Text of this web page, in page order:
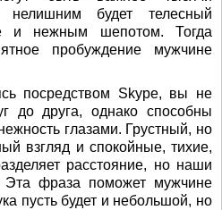
нелишним будет телесный
и нежным шепотом. Тогда
пробуждение мужчине
посредством Skype, вы не
до друга, однако способны
глазами. Грустный, но
взгляд и спокойные, тихие,
расстояние, но наши
Эта фраза поможет мужчине
пусть будет и небольшой, но